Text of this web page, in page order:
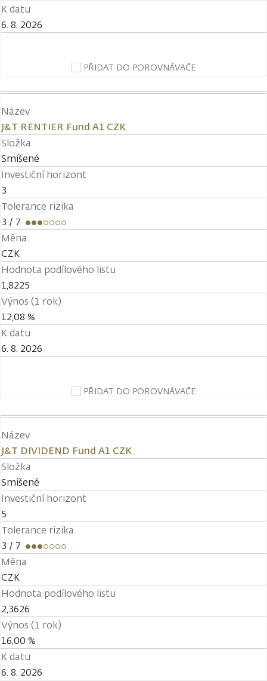
K datu
6. 8. 2026
PŘIDAT DO POROVNÁVAČE
Název
J&T RENTIER Fund A1 CZK
Složka
Smíšené
Investiční horizont
3
Tolerance rizika
3 / 7
Měna
CZK
Hodnota podílového listu
1,8225
Výnos (1 rok)
12,08 %
K datu
6. 8. 2026
PŘIDAT DO POROVNÁVAČE
Název
J&T DIVIDEND Fund A1 CZK
Složka
Smíšené
Investiční horizont
5
Tolerance rizika
3 / 7
Měna
CZK
Hodnota podílového listu
2,3626
Výnos (1 rok)
16,00 %
K datu
6. 8. 2026